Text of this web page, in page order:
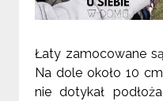
Łaty zamocowane
Na dole około 10
nie dotykał